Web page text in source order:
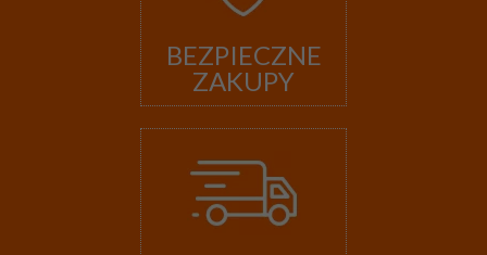
BEZPIECZNE
ZAKUPY